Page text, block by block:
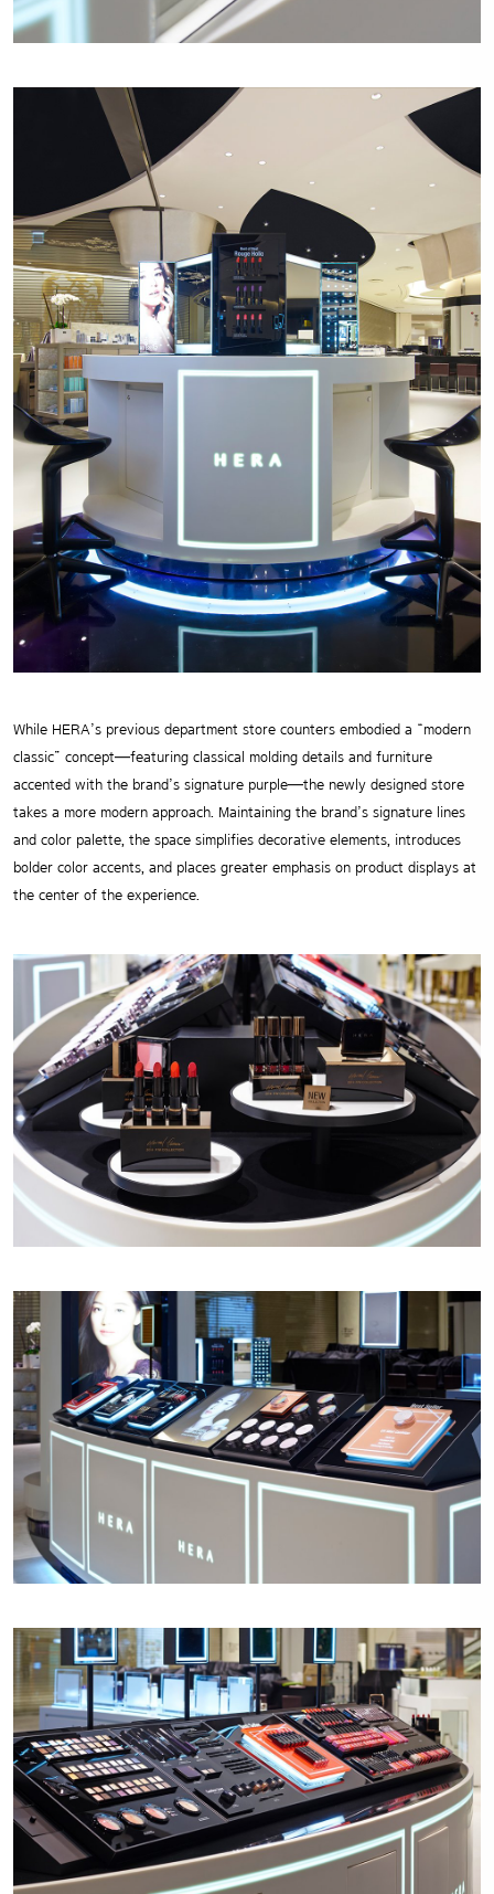
While HERA’s previous department store counters embodied a “modern
classic” concept—featuring classical molding details and furniture
accented with the brand’s signature purple—the newly designed store
takes a more modern approach. Maintaining the brand’s signature lines
and color palette, the space simplifies decorative elements, introduces
bolder color accents, and places greater emphasis on product displays at
the center of the experience.